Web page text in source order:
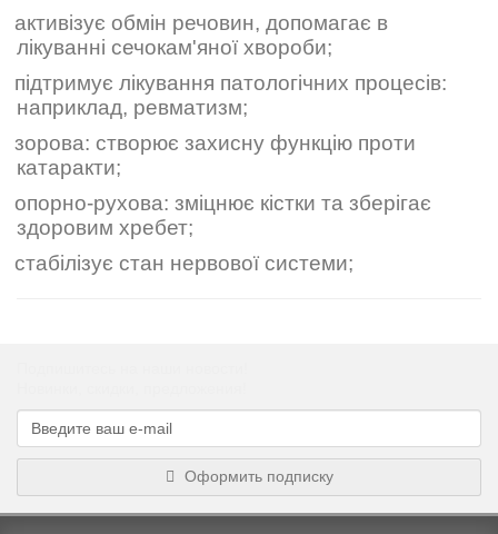
активізує обмін речовин, допомагає в
лікуванні сечокам'яної хвороби;
підтримує лікування патологічних процесів:
наприклад, ревматизм;
зорова: створює захисну функцію проти
катаракти;
опорно-рухова: зміцнює кістки та зберігає
здоровим хребет;
стабілізує стан нервової системи;
Оформить подписку